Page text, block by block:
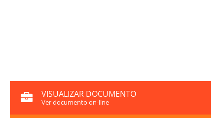
VISUALIZAR DOCUMENTO
Ver documento on-line